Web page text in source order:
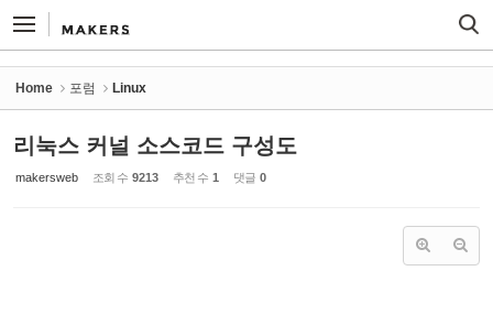
Home 포럼 Linux
리눅스 커널 소스코드 구성도
makersweb 조회 수 9213 추천 수 1 댓글 0